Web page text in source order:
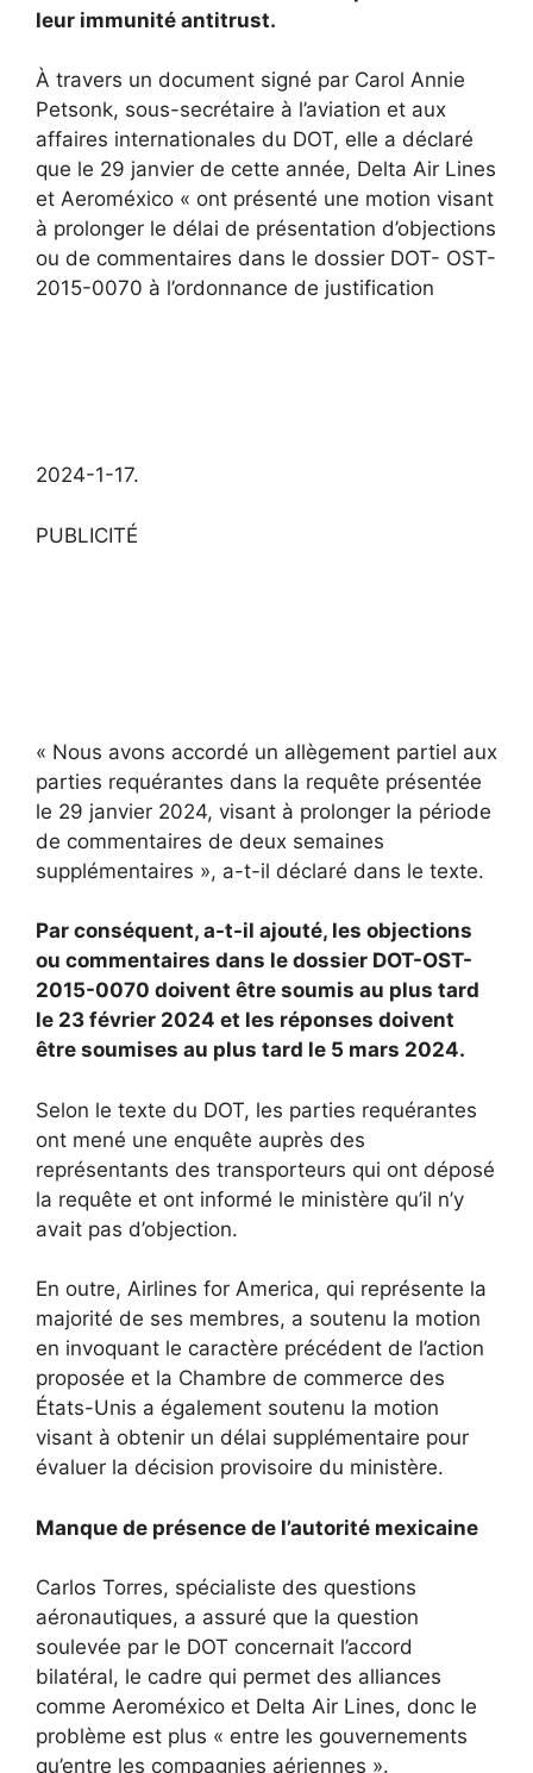
leur immunité antitrust.
À travers un document signé par Carol Annie
Petsonk, sous-secrétaire à l’aviation et aux
affaires internationales du DOT, elle a déclaré
que le 29 janvier de cette année, Delta Air Lines
et Aeroméxico « ont présenté une motion visant
à prolonger le délai de présentation d’objections
ou de commentaires dans le dossier DOT- OST-
2015-0070 à l’ordonnance de justification
2024-1-17.
PUBLICITÉ
« Nous avons accordé un allègement partiel aux
parties requérantes dans la requête présentée
le 29 janvier 2024, visant à prolonger la période
de commentaires de deux semaines
supplémentaires », a-t-il déclaré dans le texte.
Par conséquent, a-t-il ajouté, les objections
ou commentaires dans le dossier DOT-OST-
2015-0070 doivent être soumis au plus tard
le 23 février 2024 et les réponses doivent
être soumises au plus tard le 5 mars 2024.
Selon le texte du DOT, les parties requérantes
ont mené une enquête auprès des
représentants des transporteurs qui ont déposé
la requête et ont informé le ministère qu’il n’y
avait pas d’objection.
En outre, Airlines for America, qui représente la
majorité de ses membres, a soutenu la motion
en invoquant le caractère précédent de l’action
proposée et la Chambre de commerce des
États-Unis a également soutenu la motion
visant à obtenir un délai supplémentaire pour
évaluer la décision provisoire du ministère.
Manque de présence de l’autorité mexicaine
Carlos Torres, spécialiste des questions
aéronautiques, a assuré que la question
soulevée par le DOT concernait l’accord
bilatéral, le cadre qui permet des alliances
comme Aeroméxico et Delta Air Lines, donc le
problème est plus « entre les gouvernements
qu’entre les compagnies aériennes ».